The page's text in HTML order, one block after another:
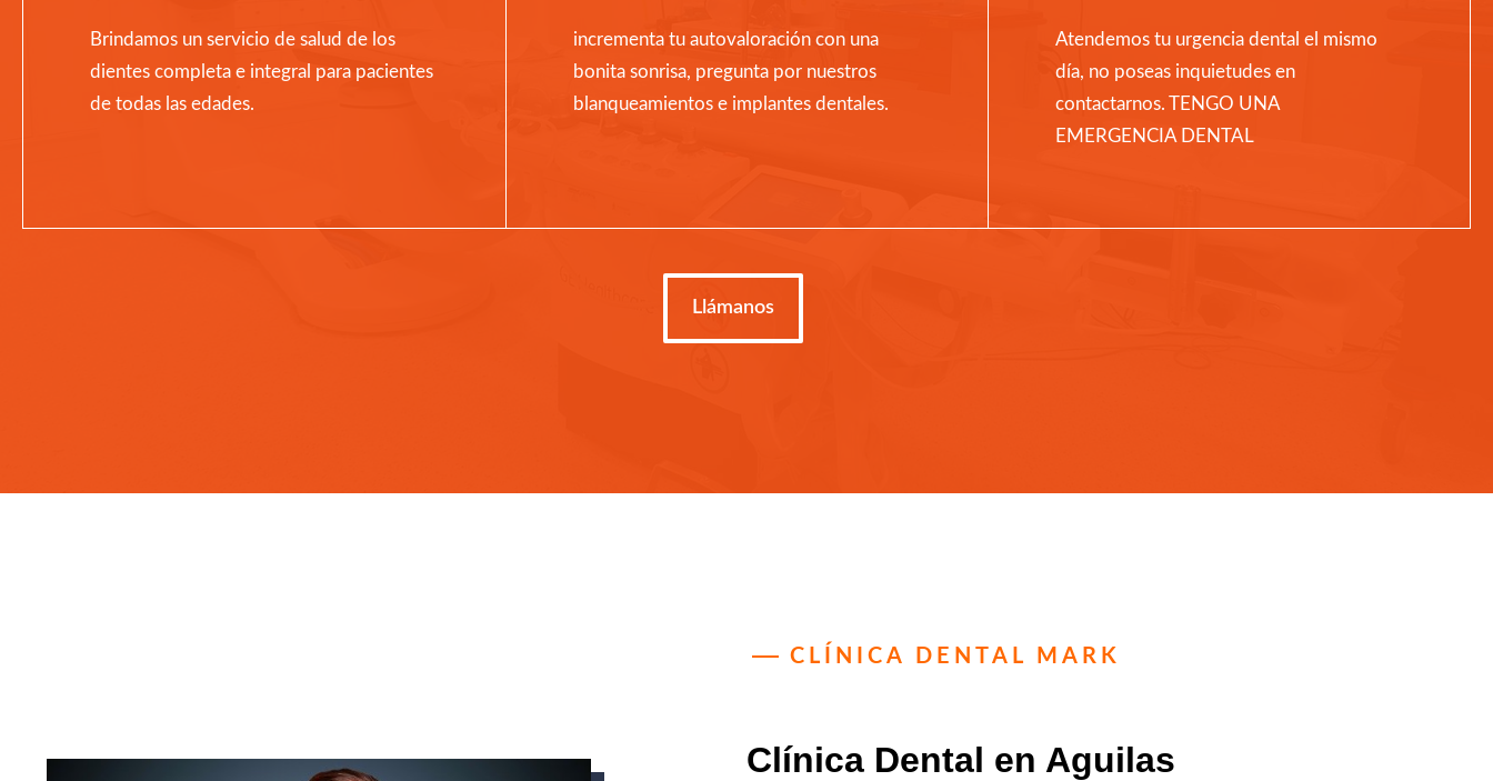
Brindamos un servicio de salud de los
dientes completa e integral para pacientes
de todas las edades.
incrementa tu autovaloración con una
bonita sonrisa, pregunta por nuestros
blanqueamientos e implantes dentales.
Atendemos tu urgencia dental el mismo
día, no poseas inquietudes en
contactarnos. TENGO UNA
EMERGENCIA DENTAL
Llámanos
CLÍNICA DENTAL MARK
Clínica Dental en Aguilas